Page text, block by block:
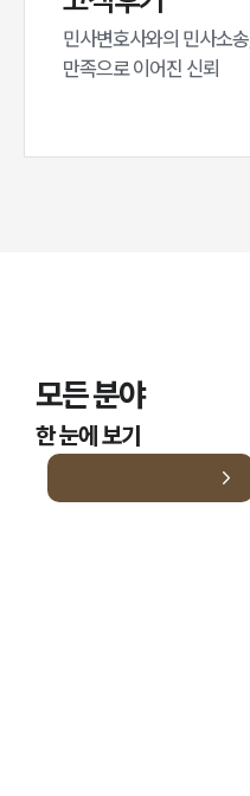
민사변호사와의 민사소송,
만족으로 이어진 신뢰
모든 분야
한 눈에 보기